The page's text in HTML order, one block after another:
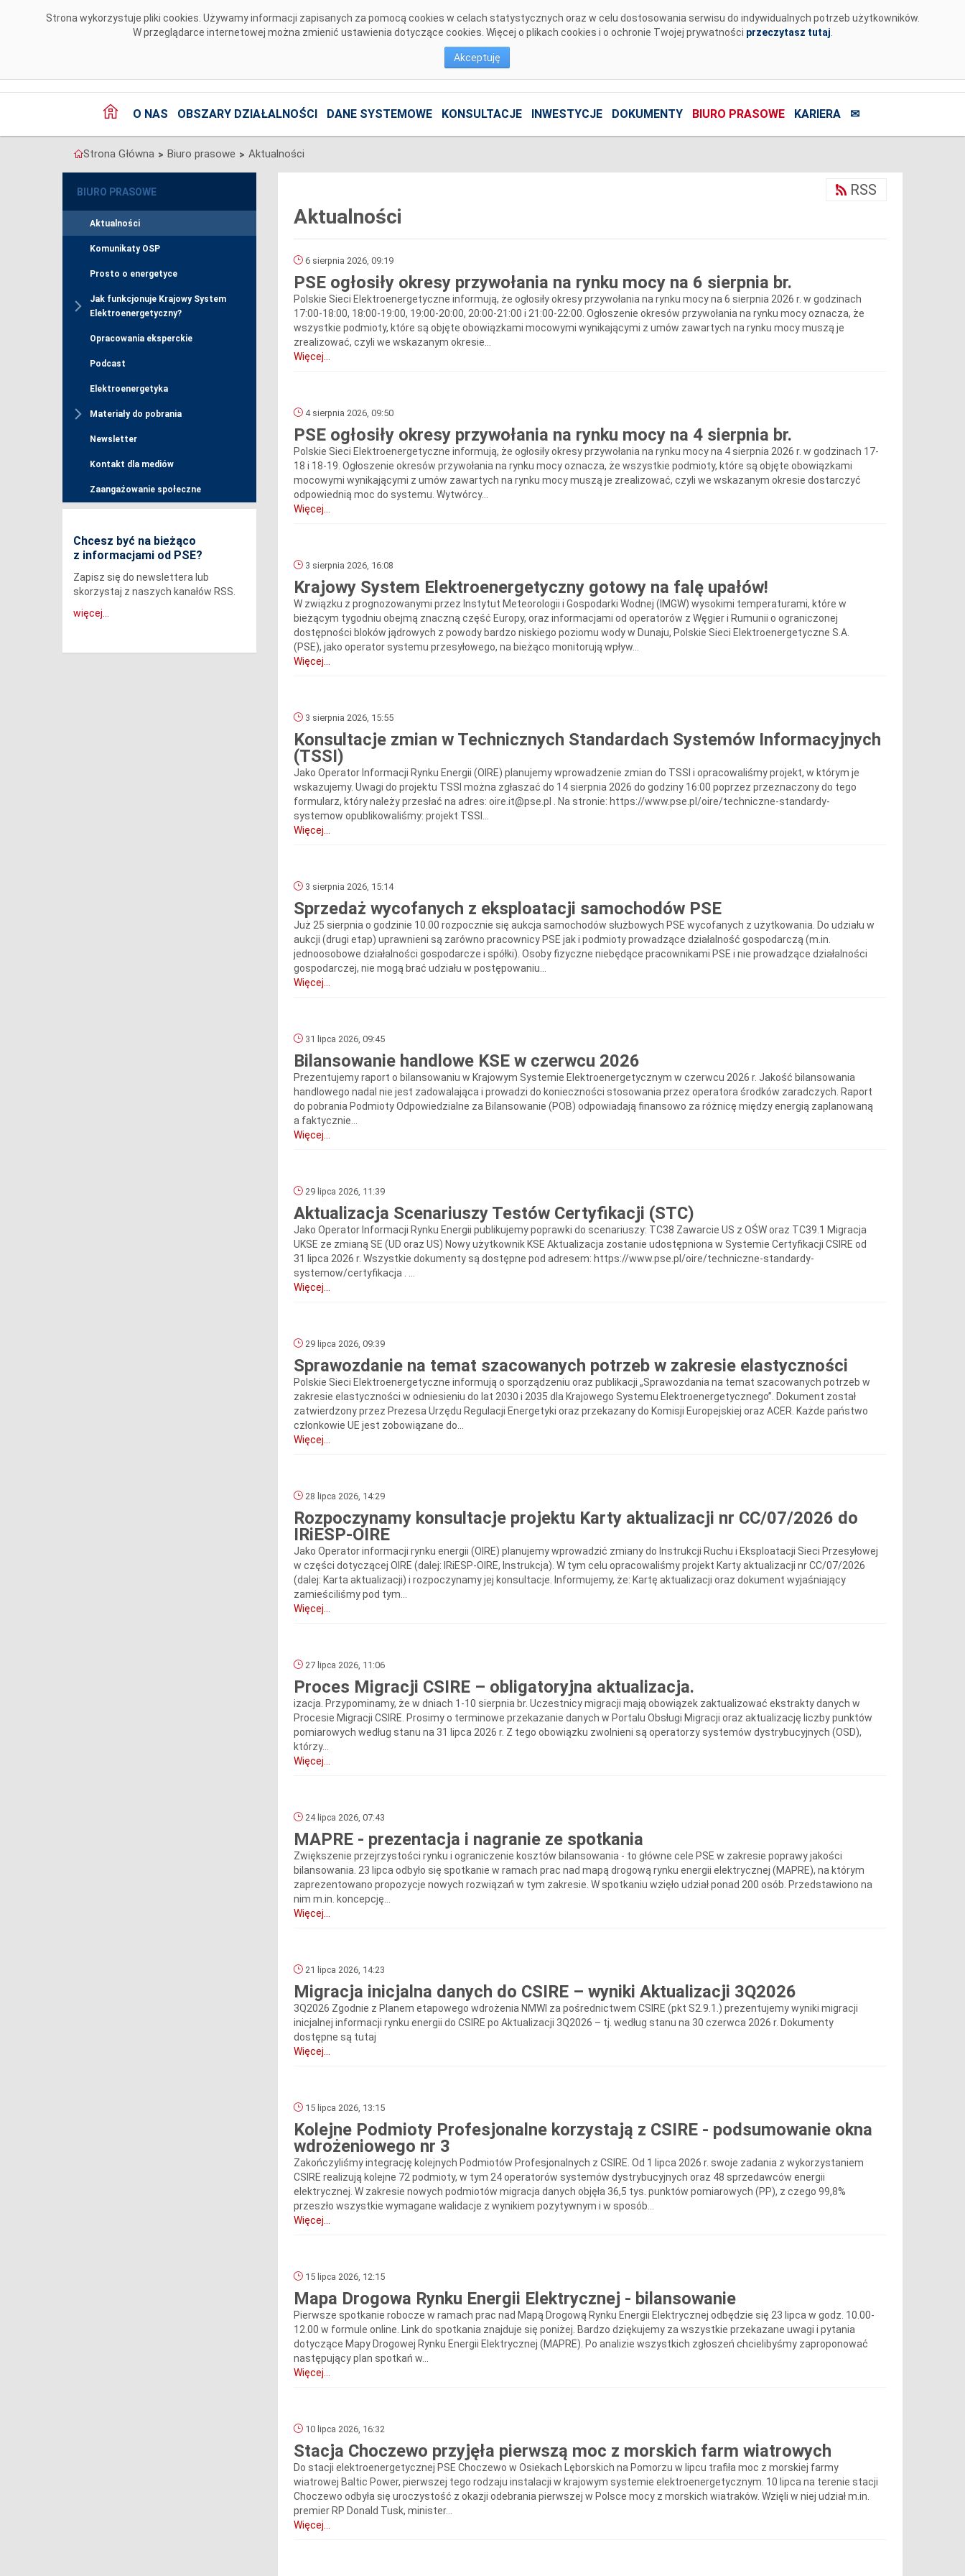
Strona wykorzystuje pliki cookies. Używamy informacji zapisanych za pomocą cookies w celach statystycznych oraz w celu dostosowania serwisu do indywidualnych potrzeb użytkowników.
W przeglądarce internetowej można zmienić ustawienia dotyczące cookies. Więcej o plikach cookies i o ochronie Twojej prywatności przeczytasz tutaj
Akceptuję
O NAS OBSZARY DZIAŁALNOŚCI DANE SYSTEMOWE KONSULTACJE INWESTYCJE DOKUMENTY BIURO PRASOWE KARIERA ✉
Strona Główna > Biuro prasowe > Aktualności
BIURO PRASOWE
Aktualności
Komunikaty OSP
Prosto o energetyce
Jak funkcjonuje Krajowy System
Elektroenergetyczny?
Opracowania eksperckie
Podcast
Elektroenergetyka
Materiały do pobrania
Newsletter
Kontakt dla mediów
Zaangażowanie społeczne
Chcesz być na bieżąco
z informacjami od PSE?
Zapisz się do newslettera lub
skorzystaj z naszych kanałów RSS.
więcej...
Aktualności
RSS
6 sierpnia 2026, 09:19
PSE ogłosiły okresy przywołania na rynku mocy na 6 sierpnia br.
Polskie Sieci Elektroenergetyczne informują, że ogłosiły okresy przywołania na rynku mocy na 6 sierpnia 2026 r. w godzinach
17:00-18:00, 18:00-19:00, 19:00-20:00, 20:00-21:00 i 21:00-22:00. Ogłoszenie okresów przywołania na rynku mocy oznacza, że
wszystkie podmioty, które są objęte obowiązkami mocowymi wynikającymi z umów zawartych na rynku mocy muszą je
zrealizować, czyli we wskazanym okresie...
Więcej...
4 sierpnia 2026, 09:50
PSE ogłosiły okresy przywołania na rynku mocy na 4 sierpnia br.
Polskie Sieci Elektroenergetyczne informują, że ogłosiły okresy przywołania na rynku mocy na 4 sierpnia 2026 r. w godzinach 17-
18 i 18-19. Ogłoszenie okresów przywołania na rynku mocy oznacza, że wszystkie podmioty, które są objęte obowiązkami
mocowymi wynikającymi z umów zawartych na rynku mocy muszą je zrealizować, czyli we wskazanym okresie dostarczyć
odpowiednią moc do systemu. Wytwórcy...
Więcej...
3 sierpnia 2026, 16:08
Krajowy System Elektroenergetyczny gotowy na falę upałów!
W związku z prognozowanymi przez Instytut Meteorologii i Gospodarki Wodnej (IMGW) wysokimi temperaturami, które w
bieżącym tygodniu obejmą znaczną część Europy, oraz informacjami od operatorów z Węgier i Rumunii o ograniczonej
dostępności bloków jądrowych z powody bardzo niskiego poziomu wody w Dunaju, Polskie Sieci Elektroenergetyczne S.A.
(PSE), jako operator systemu przesyłowego, na bieżąco monitorują wpływ...
Więcej...
3 sierpnia 2026, 15:55
Konsultacje zmian w Technicznych Standardach Systemów Informacyjnych
(TSSI)
Jako Operator Informacji Rynku Energii (OIRE) planujemy wprowadzenie zmian do TSSI i opracowaliśmy projekt, w którym je
wskazujemy. Uwagi do projektu TSSI można zgłaszać do 14 sierpnia 2026 do godziny 16:00 poprzez przeznaczony do tego
formularz, który należy przesłać na adres: oire.it@pse.pl . Na stronie: https://www.pse.pl/oire/techniczne-standardy-
systemow opublikowaliśmy: projekt TSSI...
Więcej...
3 sierpnia 2026, 15:14
Sprzedaż wycofanych z eksploatacji samochodów PSE
Już 25 sierpnia o godzinie 10.00 rozpocznie się aukcja samochodów służbowych PSE wycofanych z użytkowania. Do udziału w
aukcji (drugi etap) uprawnieni są zarówno pracownicy PSE jak i podmioty prowadzące działalność gospodarczą (m.in.
jednoosobowe działalności gospodarcze i spółki). Osoby fizyczne niebędące pracownikami PSE i nie prowadzące działalności
gospodarczej, nie mogą brać udziału w postępowaniu...
Więcej...
31 lipca 2026, 09:45
Bilansowanie handlowe KSE w czerwcu 2026
Prezentujemy raport o bilansowaniu w Krajowym Systemie Elektroenergetycznym w czerwcu 2026 r. Jakość bilansowania
handlowego nadal nie jest zadowalająca i prowadzi do konieczności stosowania przez operatora środków zaradczych. Raport
do pobrania Podmioty Odpowiedzialne za Bilansowanie (POB) odpowiadają finansowo za różnicę między energią zaplanowaną
a faktycznie...
Więcej...
29 lipca 2026, 11:39
Aktualizacja Scenariuszy Testów Certyfikacji (STC)
Jako Operator Informacji Rynku Energii publikujemy poprawki do scenariuszy: TC38 Zawarcie US z OŚW oraz TC39.1 Migracja
UKSE ze zmianą SE (UD oraz US) Nowy użytkownik KSE Aktualizacja zostanie udostępniona w Systemie Certyfikacji CSIRE od
31 lipca 2026 r. Wszystkie dokumenty są dostępne pod adresem: https://www.pse.pl/oire/techniczne-standardy-
systemow/certyfikacja . ...
Więcej...
29 lipca 2026, 09:39
Sprawozdanie na temat szacowanych potrzeb w zakresie elastyczności
Polskie Sieci Elektroenergetyczne informują o sporządzeniu oraz publikacji „Sprawozdania na temat szacowanych potrzeb w
zakresie elastyczności w odniesieniu do lat 2030 i 2035 dla Krajowego Systemu Elektroenergetycznego”. Dokument został
zatwierdzony przez Prezesa Urzędu Regulacji Energetyki oraz przekazany do Komisji Europejskiej oraz ACER. Każde państwo
członkowie UE jest zobowiązane do...
Więcej...
28 lipca 2026, 14:29
Rozpoczynamy konsultacje projektu Karty aktualizacji nr CC/07/2026 do
IRiESP-OIRE
Jako Operator informacji rynku energii (OIRE) planujemy wprowadzić zmiany do Instrukcji Ruchu i Eksploatacji Sieci Przesyłowej
w części dotyczącej OIRE (dalej: IRiESP-OIRE, Instrukcja). W tym celu opracowaliśmy projekt Karty aktualizacji nr CC/07/2026
(dalej: Karta aktualizacji) i rozpoczynamy jej konsultacje. Informujemy, że: Kartę aktualizacji oraz dokument wyjaśniający
zamieściliśmy pod tym...
Więcej...
27 lipca 2026, 11:06
Proces Migracji CSIRE – obligatoryjna aktualizacja.
izacja. Przypominamy, że w dniach 1-10 sierpnia br. Uczestnicy migracji mają obowiązek zaktualizować ekstrakty danych w
Procesie Migracji CSIRE. Prosimy o terminowe przekazanie danych w Portalu Obsługi Migracji oraz aktualizację liczby punktów
pomiarowych według stanu na 31 lipca 2026 r. Z tego obowiązku zwolnieni są operatorzy systemów dystrybucyjnych (OSD),
którzy...
Więcej...
24 lipca 2026, 07:43
MAPRE - prezentacja i nagranie ze spotkania
Zwiększenie przejrzystości rynku i ograniczenie kosztów bilansowania - to główne cele PSE w zakresie poprawy jakości
bilansowania. 23 lipca odbyło się spotkanie w ramach prac nad mapą drogową rynku energii elektrycznej (MAPRE), na którym
zaprezentowano propozycje nowych rozwiązań w tym zakresie. W spotkaniu wzięło udział ponad 200 osób. Przedstawiono na
nim m.in. koncepcję...
Więcej...
21 lipca 2026, 14:23
Migracja inicjalna danych do CSIRE – wyniki Aktualizacji 3Q2026
3Q2026 Zgodnie z Planem etapowego wdrożenia NMWI za pośrednictwem CSIRE (pkt S2.9.1.) prezentujemy wyniki migracji
inicjalnej informacji rynku energii do CSIRE po Aktualizacji 3Q2026 – tj. według stanu na 30 czerwca 2026 r. Dokumenty
dostępne są tutaj
Więcej...
15 lipca 2026, 13:15
Kolejne Podmioty Profesjonalne korzystają z CSIRE - podsumowanie okna
wdrożeniowego nr 3
Zakończyliśmy integrację kolejnych Podmiotów Profesjonalnych z CSIRE. Od 1 lipca 2026 r. swoje zadania z wykorzystaniem
CSIRE realizują kolejne 72 podmioty, w tym 24 operatorów systemów dystrybucyjnych oraz 48 sprzedawców energii
elektrycznej. W zakresie nowych podmiotów migracja danych objęła 36,5 tys. punktów pomiarowych (PP), z czego 99,8%
przeszło wszystkie wymagane walidacje z wynikiem pozytywnym i w sposób...
Więcej...
15 lipca 2026, 12:15
Mapa Drogowa Rynku Energii Elektrycznej - bilansowanie
Pierwsze spotkanie robocze w ramach prac nad Mapą Drogową Rynku Energii Elektrycznej odbędzie się 23 lipca w godz. 10.00-
12.00 w formule online. Link do spotkania znajduje się poniżej. Bardzo dziękujemy za wszystkie przekazane uwagi i pytania
dotyczące Mapy Drogowej Rynku Energii Elektrycznej (MAPRE). Po analizie wszystkich zgłoszeń chcielibyśmy zaproponować
następujący plan spotkań w...
Więcej...
10 lipca 2026, 16:32
Stacja Choczewo przyjęła pierwszą moc z morskich farm wiatrowych
Do stacji elektroenergetycznej PSE Choczewo w Osiekach Lęborskich na Pomorzu w lipcu trafiła moc z morskiej farmy
wiatrowej Baltic Power, pierwszej tego rodzaju instalacji w krajowym systemie elektroenergetycznym. 10 lipca na terenie stacji
Choczewo odbyła się uroczystość z okazji odebrania pierwszej w Polsce mocy z morskich wiatraków. Wzięli w niej udział m.in.
premier RP Donald Tusk, minister...
Więcej...